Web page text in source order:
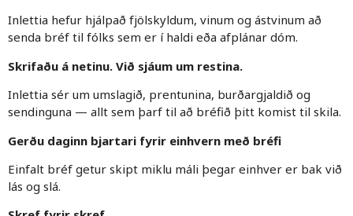
Inlettia hefur hjálpað fjölskyldum, vinum og ástvinum að
senda bréf til fólks sem er í haldi eða afplánar dóm.
Skrifaðu á netinu. Við sjáum um restina.
Inlettia sér um umslagið, prentunina, burðargjaldið og
sendinguna — allt sem þarf til að bréfið þitt komist til skila.
Gerðu daginn bjartari fyrir einhvern með bréfi
Einfalt bréf getur skipt miklu máli þegar einhver er bak við
lás og slá.